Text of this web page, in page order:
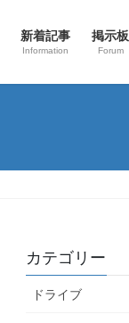
新着記事
Information
掲示板
Forum
カテゴリー
ドライブ